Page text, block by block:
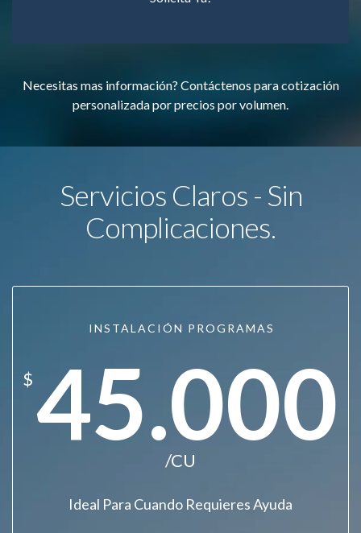
Necesitas mas información? Contáctenos para cotización
personalizada por precios por volumen.
Servicios Claros - Sin
Complicaciones.
INSTALACIÓN PROGRAMAS
$45.000
/CU
Ideal Para Cuando Requieres Ayuda